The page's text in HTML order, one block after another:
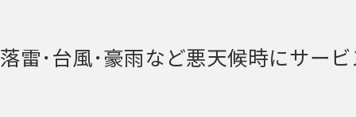
落雷･台風･豪雨など悪天候時にサー